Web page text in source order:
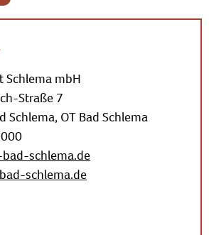
Schlema mbH
Straße 7
Schlema, OT Bad Schlema
schlema.de
schlema.de